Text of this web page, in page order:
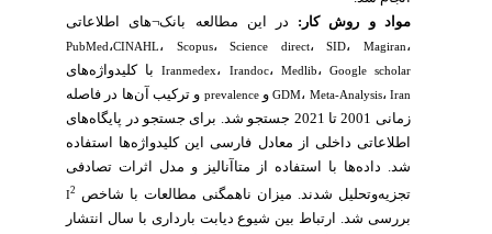
مواد و روش کار:در این مطالعه بانک¬های اطلاعاتی
PubMed،CINAHL ،Scopus ،Science direct ،SID ،Magiran
Iranmedex،Irandoc،Medlib،Google scholar با کلیدواژه‌های
GDM،Meta-Analysis،Iran و prevalenceو ترکیب آن‌ها در فاصله
زمانی 2001 تا 2021 جستجو شد. برای جستجو در پایگاه‌های
اطلاعاتی داخلی از معادل فارسی این کلیدواژه‌ها استفاده
شد. داده‌ها با استفاده از متاآنالیز و مدل اثرات تصادفی
تجزیه‌وتحلیل شدند. میزان ناهمگنی مطالعات با شاخص I
بررسی شد. ارتباط بین شیوع دیابت بارداری با سال انتشار